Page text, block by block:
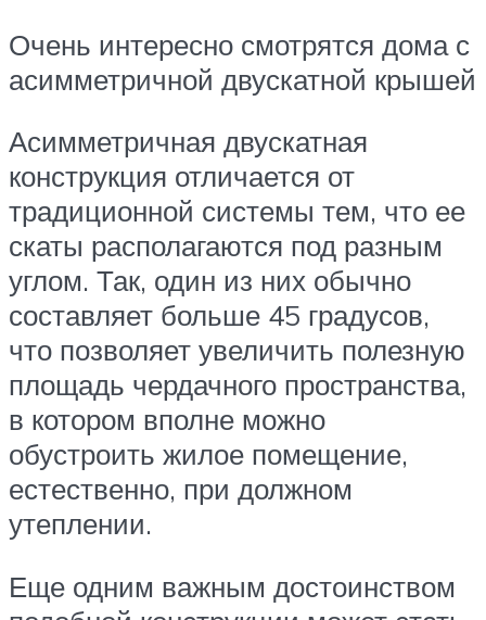
Очень интересно смотрятся дома с
асимметричной двускатной крышей
Асимметричная двускатная
конструкция отличается от
традиционной системы тем, что ее
скаты располагаются под разным
углом. Так, один из них обычно
составляет больше 45 градусов,
что позволяет увеличить полезную
площадь чердачного пространства,
в котором вполне можно
обустроить жилое помещение,
естественно, при должном
утеплении.
Еще одним важным достоинством